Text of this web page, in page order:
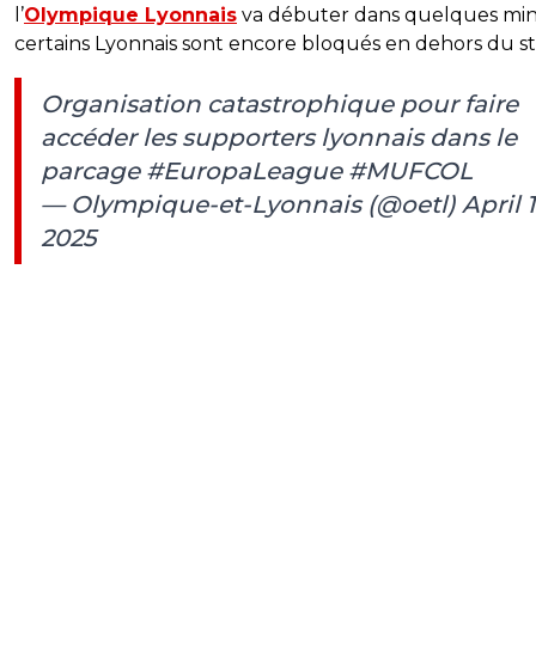
l’Olympique Lyonnais va débuter dans quelques
certains Lyonnais sont encore bloqués en dehors du
Organisation catastrophique pour faire
accéder les supporters lyonnais dans le
parcage #EuropaLeague #MUFCOL
— Olympique-et-Lyonnais (@oetl) April
2025